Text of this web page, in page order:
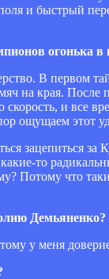
и быстрый
огонька в
В первом
на края.
скорость, и все
ощущаем этот
зацепиться
то
Потому что
Демьяненко?
у меня